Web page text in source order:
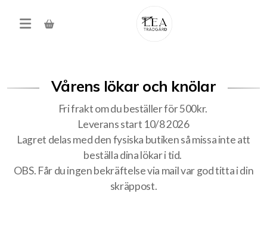
Vårens lökar och knölar
Fri frakt om du beställer för 500kr.
Leverans start 10/8 2026
Lagret delas med den fysiska butiken så missa inte att
beställa dina lökar i tid.
OBS. Får du ingen bekräftelse via mail var god titta i din
skräppost.